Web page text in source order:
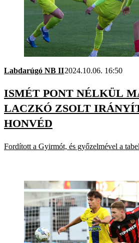
Labdarúgó NB II2024.10.06. 16:50
ISMÉT PONT NÉLKÜL
LACZKÓ ZSOLT
HONVÉD
Fordított a Gyirmót, és győzelmével a